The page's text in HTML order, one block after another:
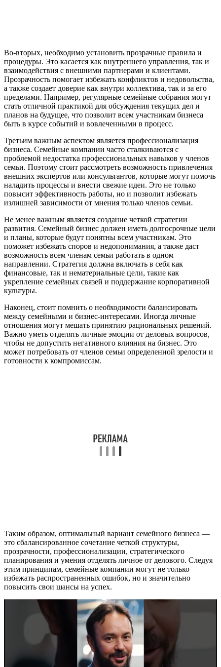
Во-вторых, необходимо установить прозрачные правила и
процедуры. Это касается как внутреннего управления, так и
взаимодействия с внешними партнерами и клиентами.
Прозрачность помогает избежать конфликтов и недовольства,
а также создает доверие как внутри коллектива, так и за его
пределами. Например, регулярные семейные собрания могут
стать отличной практикой для обсуждения текущих дел и
планов на будущее, что позволит всем участникам бизнеса
быть в курсе событий и вовлеченными в процесс.
Третьим важным аспектом является профессионализация
бизнеса. Семейные компании часто сталкиваются с
проблемой недостатка профессиональных навыков у членов
семьи. Поэтому стоит рассмотреть возможность привлечения
внешних экспертов или консультантов, которые могут помочь
наладить процессы и внести свежие идеи. Это не только
повысит эффективность работы, но и позволит избежать
излишней зависимости от мнения только членов семьи.
Не менее важным является создание четкой стратегии
развития. Семейный бизнес должен иметь долгосрочные цели
и планы, которые будут понятны всем участникам. Это
поможет избежать споров и недопонимания, а также даст
возможность всем членам семьи работать в одном
направлении. Стратегия должна включать в себя как
финансовые, так и нематериальные цели, такие как
укрепление семейных связей и поддержание корпоративной
культуры.
Наконец, стоит помнить о необходимости балансировать
между семейными и бизнес-интересами. Иногда личные
отношения могут мешать принятию рациональных решений.
Важно уметь отделять личные эмоции от деловых вопросов,
чтобы не допустить негативного влияния на бизнес. Это
может потребовать от членов семьи определенной зрелости и
готовности к компромиссам.
Таким образом, оптимальный вариант семейного бизнеса —
это сбалансированное сочетание четкой структуры,
прозрачности, профессионализации, стратегического
планирования и умения отделять личное от делового. Следуя
этим принципам, семейные компании могут не только
избежать распространенных ошибок, но и значительно
повысить свои шансы на успех.